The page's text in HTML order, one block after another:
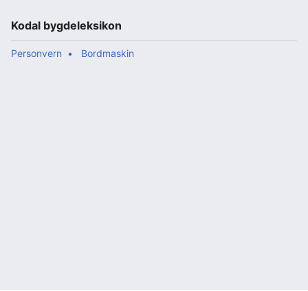
Kodal bygdeleksikon
Personvern Bordmaskin